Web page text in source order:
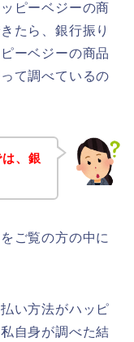
ピーベジーの商
たら、銀行振り
ーベジーの商品
て調べているの
、銀
ご覧の方の中に
い方法がハッピ
自身が調べた結